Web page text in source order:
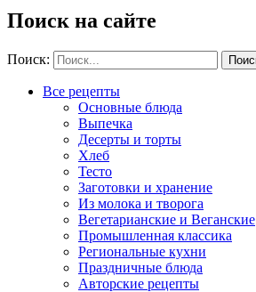
Поиск на сайте
Поиск:
Все рецепты
Основные блюда
Выпечка
Десерты и торты
Хлеб
Тесто
Заготовки и хранение
Из молока и творога
Вегетарианские и Веганские
Промышленная классика
Региональные кухни
Праздничные блюда
Авторские рецепты